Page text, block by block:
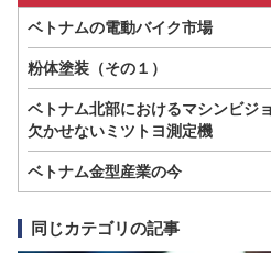
ベトナムの電動バイク市場
粉体塗装（その１）
ベトナム北部におけるマシンビジ
欠かせないミツトヨ測定機
ベトナム金型産業の今
同じカテゴリの記事